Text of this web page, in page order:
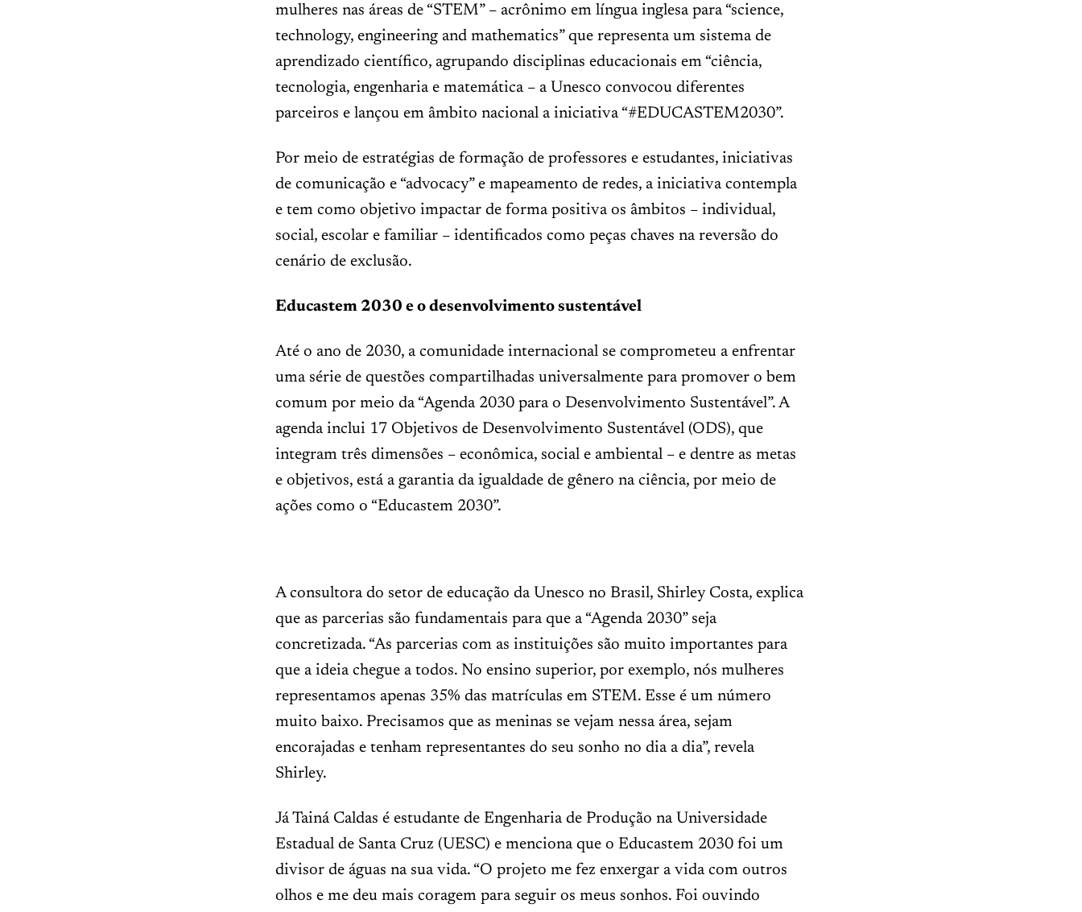
mulheres nas áreas de “STEM” – acrônimo em língua inglesa para “science,
technology, engineering and mathematics” que representa um sistema de
aprendizado científico, agrupando disciplinas educacionais em “ciência,
tecnologia, engenharia e matemática – a Unesco convocou diferentes
parceiros e lançou em âmbito nacional a iniciativa “#EDUCASTEM2030”.
Por meio de estratégias de formação de professores e estudantes, iniciativas
de comunicação e “advocacy” e mapeamento de redes, a iniciativa contempla
e tem como objetivo impactar de forma positiva os âmbitos – individual,
social, escolar e familiar – identificados como peças chaves na reversão do
cenário de exclusão.
Educastem 2030 e o desenvolvimento sustentável
Até o ano de 2030, a comunidade internacional se comprometeu a enfrentar
uma série de questões compartilhadas universalmente para promover o bem
comum por meio da “Agenda 2030 para o Desenvolvimento Sustentável”. A
agenda inclui 17 Objetivos de Desenvolvimento Sustentável (ODS), que
integram três dimensões – econômica, social e ambiental – e dentre as metas
e objetivos, está a garantia da igualdade de gênero na ciência, por meio de
ações como o “Educastem 2030”.
A consultora do setor de educação da Unesco no Brasil, Shirley Costa, explica
que as parcerias são fundamentais para que a “Agenda 2030” seja
concretizada. “As parcerias com as instituições são muito importantes para
que a ideia chegue a todos. No ensino superior, por exemplo, nós mulheres
representamos apenas 35% das matrículas em STEM. Esse é um número
muito baixo. Precisamos que as meninas se vejam nessa área, sejam
encorajadas e tenham representantes do seu sonho no dia a dia”, revela
Shirley.
Já Tainá Caldas é estudante de Engenharia de Produção na Universidade
Estadual de Santa Cruz (UESC) e menciona que o Educastem 2030 foi um
divisor de águas na sua vida. “O projeto me fez enxergar a vida com outros
olhos e me deu mais coragem para seguir os meus sonhos. Foi ouvindo